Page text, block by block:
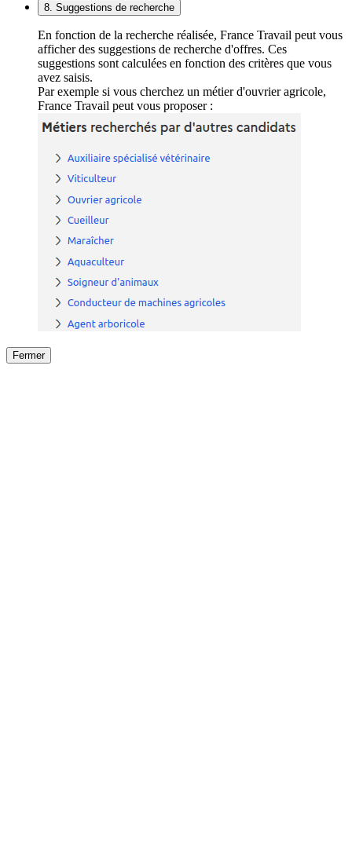
8. Suggestions de recherche
En fonction de la recherche réalisée, France Travail peut vous
afficher des suggestions de recherche d'offres. Ces
suggestions sont calculées en fonction des critères que vous
avez saisis.
Par exemple si vous cherchez un métier d'ouvrier agricole,
France Travail peut vous proposer :
Fermer